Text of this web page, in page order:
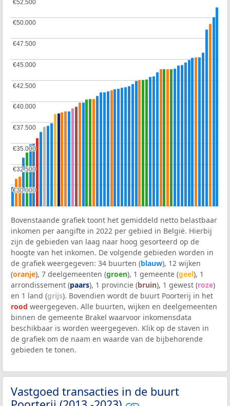
€30.000
€30.000
€32.500
€32.500
€35.000
€35.000
€37.500
€37.500
€40.000
€40.000
€42.500
€42.500
€45.000
€45.000
€47.500
€47.500
€50.000
€50.000
€52.500
€52.500
Bovenstaande grafiek toont het gemiddeld netto belastbaar
inkomen per aangifte in 2022 per gebied in België. Hierbij
zijn de gebieden van laag naar hoog gesorteerd op de
hoogte van het inkomen. De volgende gebieden worden in
de grafiek weergegeven: 34 buurten (blauw), 12 wijken
(oranje), 7 deelgemeenten (groen), 1 gemeente (geel), 1
arrondissement (paars), 1 provincie (bruin), 1 gewest (roze)
en 1 land (grijs). Bovendien wordt de buurt Poorterij in het
rood weergegeven. Alle buurten, wijken en deelgemeenten
binnen de gemeente Brakel waarvoor inkomensdata
beschikbaar is worden weergegeven. Klik op de staven in
de grafiek om de naam en waarde van de bijbehorende
gebieden te tonen.
Vastgoed transacties in de buurt